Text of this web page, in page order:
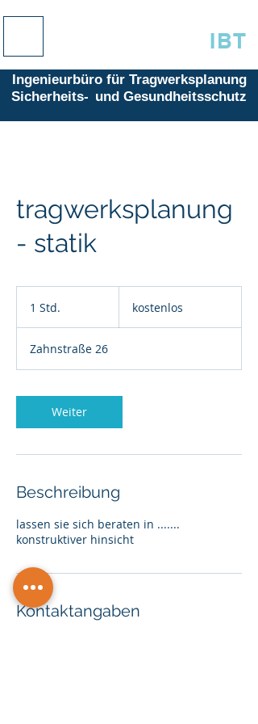
IBT
Ingenieurbüro für Tragwerksplanung
Sicherheits- und Gesundheitsschutz
tragwerksplanung
- statik
1 Std.
d
kostenlos
Zahnstraße 26
Weiter
Beschreibung
lassen sie sich beraten in .......
konstruktiver hinsicht
Kontaktangaben